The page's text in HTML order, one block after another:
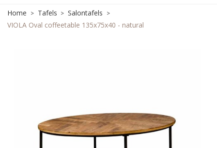
Home Tafels
Salontafels
VIOLA Oval coffeetable 135x75x40 - natural